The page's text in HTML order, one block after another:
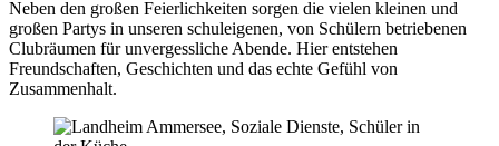
Neben den großen Feierlichkeiten sorgen die vielen kleinen und
großen Partys in unseren schuleigenen, von Schülern betriebenen
Clubräumen für unvergessliche Abende. Hier entstehen
Freundschaften, Geschichten und das echte Gefühl von
Zusammenhalt.